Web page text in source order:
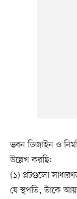
ভবন ডিজাইন ও
উল্লেখ করছি:
(১) প্লটগুলো
যে স্থপতি, তাঁকে